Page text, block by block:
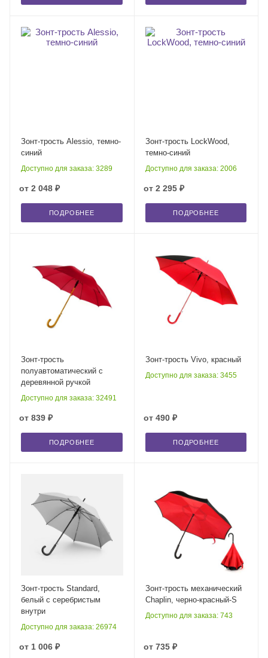
Зонт-трость Alessio, темно-
синий
Доступно для заказа: 3289
от 2 048 ₽
ПОДРОБНЕЕ
Зонт-трость LockWood,
темно-синий
Доступно для заказа: 2006
от 2 295 ₽
ПОДРОБНЕЕ
Зонт-трость
полуавтоматический с
деревянной ручкой
Доступно для заказа: 32491
от 839 ₽
ПОДРОБНЕЕ
Зонт-трость Vivo, красный
Доступно для заказа: 3455
от 490 ₽
ПОДРОБНЕЕ
Зонт-трость Standard,
белый с серебристым
внутри
Доступно для заказа: 26974
от 1 006 ₽
Зонт-трость механический
Chaplin, черно-красный-S
Доступно для заказа: 743
от 735 ₽